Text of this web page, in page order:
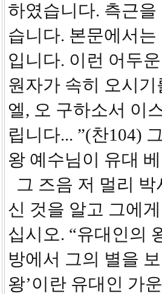
하였습니다. 측근
습니다. 본문에서
입니다. 이런 어두
원자가 속히 오시
엘, 오 구하소서 이
립니다... ”(찬104)
왕 예수님이 유대
그 즈음 저 멀리
신 것을 알고 그에
십시오. “유대인의
방에서 그의 별을
왕’이란 유대인 가